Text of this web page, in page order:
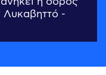
Λυκαβηττό -